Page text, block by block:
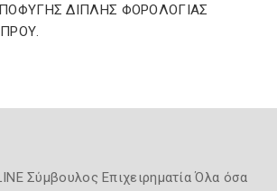
ΔΙΠΛΗΣ ΦΟΡΟΛΟΓΙΑΣ
Σύμβουλος Επιχειρηματία Όλα όσα